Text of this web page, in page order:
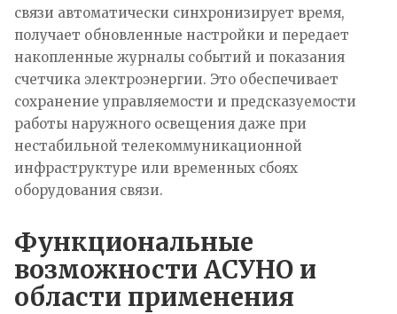
связи автоматически синхронизирует время,
получает обновленные настройки и передает
накопленные журналы событий и показания
счетчика электроэнергии. Это обеспечивает
сохранение управляемости и предсказуемости
работы наружного освещения даже при
нестабильной телекоммуникационной
инфраструктуре или временных сбоях
оборудования связи.
Функциональные
возможности АСУНО и
области применения